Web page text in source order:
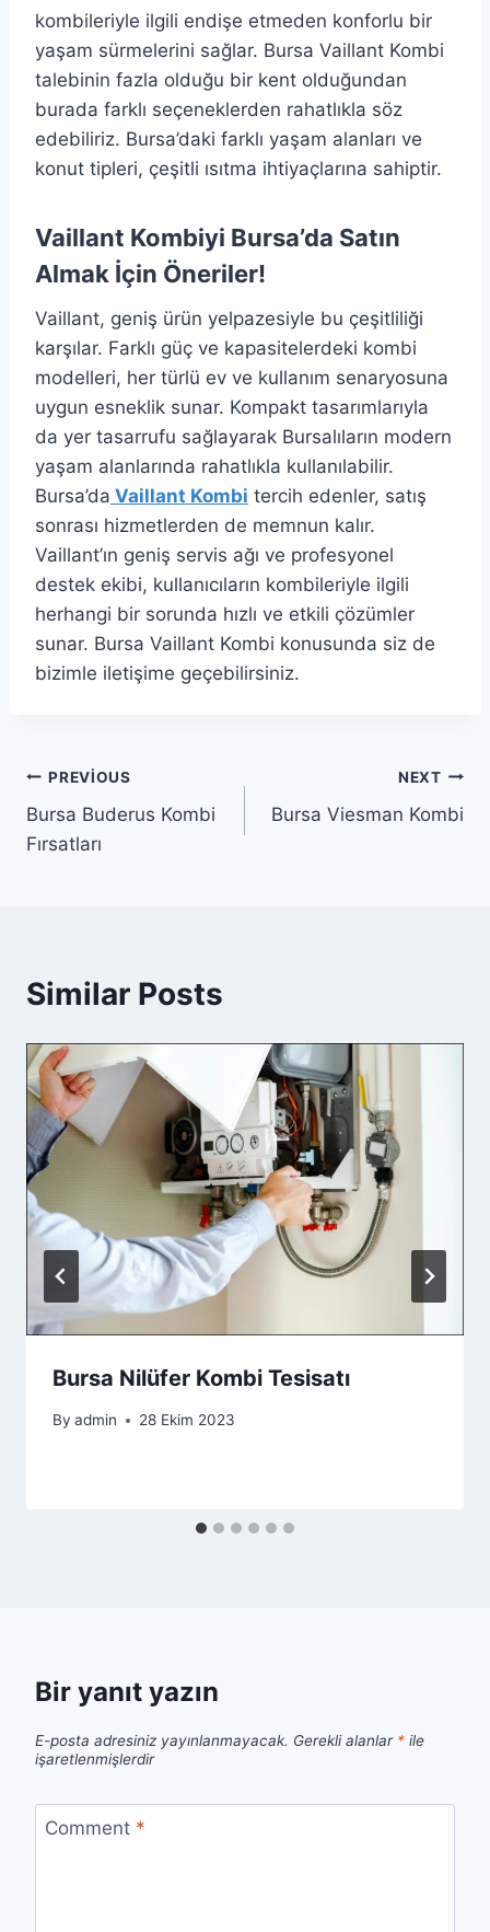
kombileriyle ilgili endişe etmeden konforlu bir
yaşam sürmelerini sağlar. Bursa Vaillant Kombi
talebinin fazla olduğu bir kent olduğundan
burada farklı seçeneklerden rahatlıkla söz
edebiliriz. Bursa’daki farklı yaşam alanları ve
konut tipleri, çeşitli ısıtma ihtiyaçlarına sahiptir.
Vaillant Kombiyi Bursa’da Satın
Almak İçin Öneriler!
Vaillant, geniş ürün yelpazesiyle bu çeşitliliği
karşılar. Farklı güç ve kapasitelerdeki kombi
modelleri, her türlü ev ve kullanım senaryosuna
uygun esneklik sunar. Kompakt tasarımlarıyla
da yer tasarrufu sağlayarak Bursalıların modern
yaşam alanlarında rahatlıkla kullanılabilir.
Bursa’da Vaillant Kombi tercih edenler, satış
sonrası hizmetlerden de memnun kalır.
Vaillant’ın geniş servis ağı ve profesyonel
destek ekibi, kullanıcıların kombileriyle ilgili
herhangi bir sorunda hızlı ve etkili çözümler
sunar. Bursa Vaillant Kombi konusunda siz de
bizimle iletişime geçebilirsiniz.
Yazı
gezinmesi
PREVIOUS
Bursa Buderus Kombi
Fırsatları
NEXT
Bursa Viesman Kombi
Similar Posts
Bursa Nilüfer Kombi Tesisatı
By admin 28 Ekim 2023
Bir yanıt yazın
E-posta adresiniz yayınlanmayacak. Gerekli alanlar * ile
işaretlenmişlerdir
Comment *